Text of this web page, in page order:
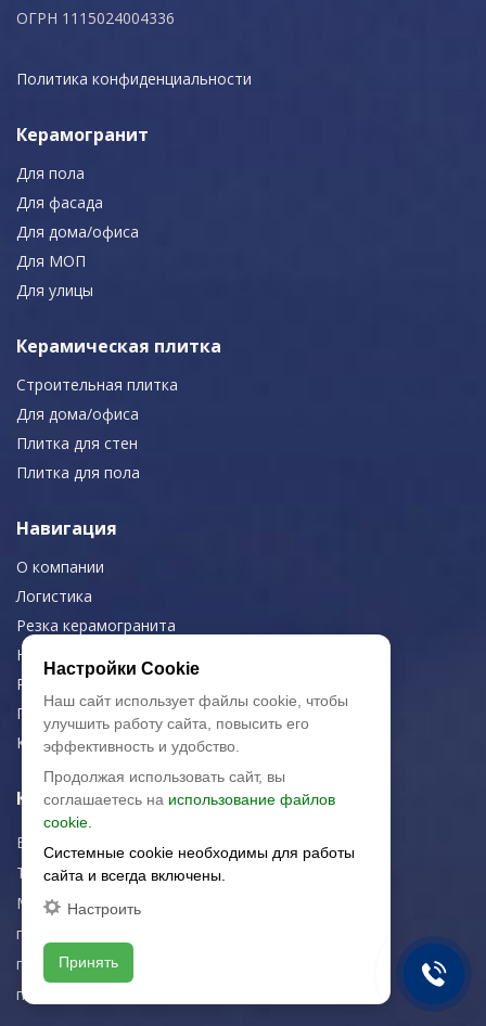
ОГРН 1115024004336
Политика конфиденциальности
Керамогранит
Для пола
Для фасада
Для дома/офиса
Для МОП
Для улицы
Керамическая плитка
Строительная плитка
Для дома/офиса
Плитка для стен
Плитка для пола
Навигация
О компании
Логистика
Резка керамогранита
Новости
Рекомендации
Портфолио
Контакты
Контактная информация
E-mail:
zakaz@artkeramika-opt.ru
Тел.: +7 (499) 703-30-42
Московская область,
г. Красногорск
пн-чт: 09.00-18.00
пт: 09.00-17.00
Настройки Cookie
Наш сайт использует файлы cookie, чтобы
улучшить работу сайта, повысить его
эффективность и удобство.
Продолжая использовать сайт, вы
соглашаетесь на использование файлов
cookie.
Системные cookie необходимы для работы
сайта и всегда включены.
Настроить
Принять